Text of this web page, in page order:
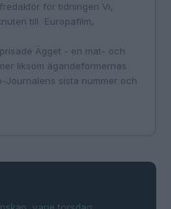
för tidningen Vi,
till Europafilm,
Ägget - en mat- och
liksom ägandeformernas
Journalens sista nummer och